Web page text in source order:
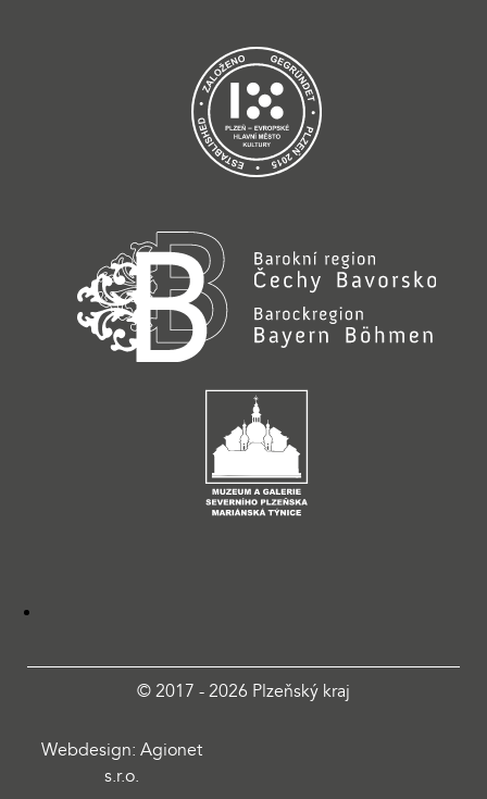
© 2017 - 2026 Plzeňský kraj
Webdesign: Agionet
s.r.o.